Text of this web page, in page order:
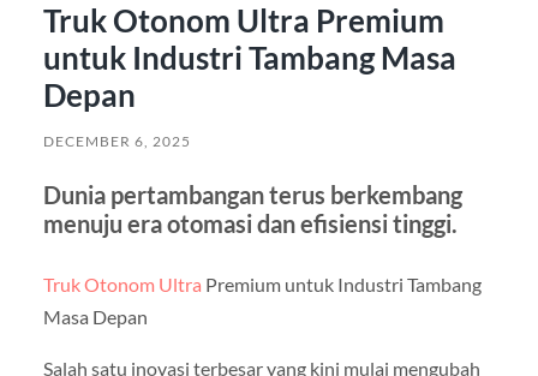
Truk Otonom Ultra Premium
untuk Industri Tambang Masa
Depan
DECEMBER 6, 2025
Dunia pertambangan terus berkembang
menuju era otomasi dan efisiensi tinggi.
Truk Otonom Ultra Premium untuk Industri Tambang
Masa Depan
Salah satu inovasi terbesar yang kini mulai mengubah